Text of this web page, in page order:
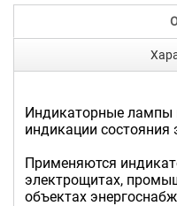
Индикаторные лампы
индикации состояния
Применяются
электрощитах,
объектах